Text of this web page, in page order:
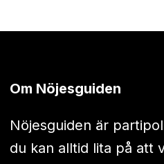
Om Nöjesguiden
Nöjesguiden är
du kan alltid lita på att